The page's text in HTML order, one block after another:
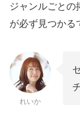
ジャンルごとの
が必ず見つかる
れいか